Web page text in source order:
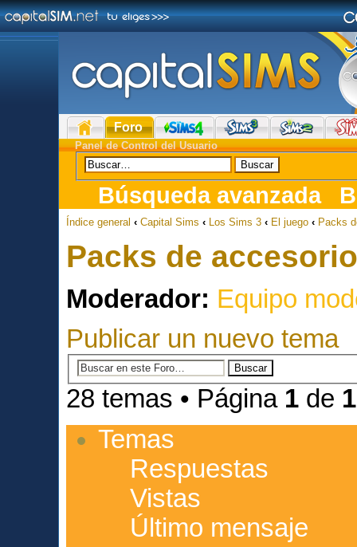
Foro
Panel de Control del Usuario
Búsqueda avanzada
Índice general ‹ Capital Sims ‹ Los Sims 3 ‹ El juego ‹ Packs
Packs de
Moderador: Equipo
Publicar un nuevo tema
28 temas • Página 1 de 1
Temas
Respuestas
Vistas
Último mensaje